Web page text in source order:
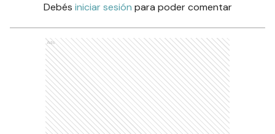
Debés iniciar sesión para poder comentar
Ads